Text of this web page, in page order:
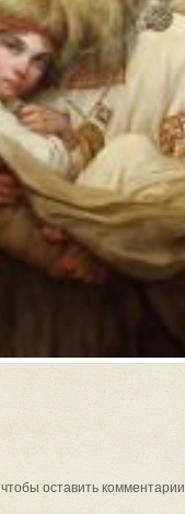
чтобы оставить комментарии